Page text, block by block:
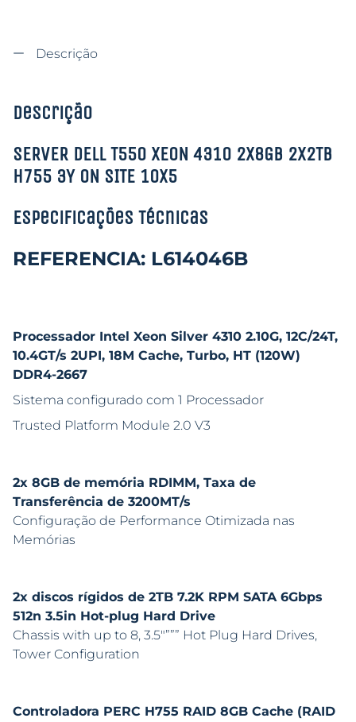
Descrição
Descrição
SERVER DELL T550 XEON 4310 2X8GB 2X2TB
H755 3Y ON SITE 10X5
Especificações Técnicas
REFERENCIA: L614046B
Processador Intel Xeon Silver 4310 2.10G, 12C/24T,
10.4GT/s 2UPI, 18M Cache, Turbo, HT (120W)
DDR4-2667
Sistema configurado com 1 Processador
Trusted Platform Module 2.0 V3
2x 8GB de memória RDIMM, Taxa de
Transferência de 3200MT/s
Configuração de Performance Otimizada nas
Memórias
2x discos rígidos de 2TB 7.2K RPM SATA 6Gbps
512n 3.5in Hot-plug Hard Drive
Chassis with up to 8, 3.5″””” Hot Plug Hard Drives,
Tower Configuration
Controladora PERC H755 RAID 8GB Cache (RAID